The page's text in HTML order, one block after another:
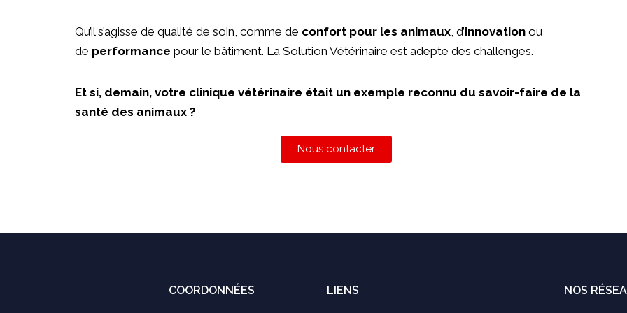
Qu’il s’agisse de qualité de soin, comme de confort pour les animaux , d’innovation ou
de performance pour le bâtiment. La Solution Vétérinaire est adepte des challenges.
Et si, demain, votre clinique vétérinaire était un exemple reconnu du savoir-faire de la
santé des animaux ?
Nous contacter
COORDONNÉES LIENS NOS